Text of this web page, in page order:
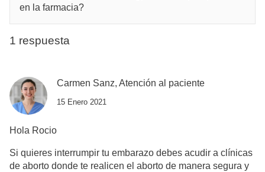
en la farmacia?
1 respuesta
Carmen Sanz, Atención al paciente
15 Enero 2021
Hola Rocio
Si quieres interrumpir tu embarazo debes acudir a clínicas
de aborto donde te realicen el aborto de manera segura y